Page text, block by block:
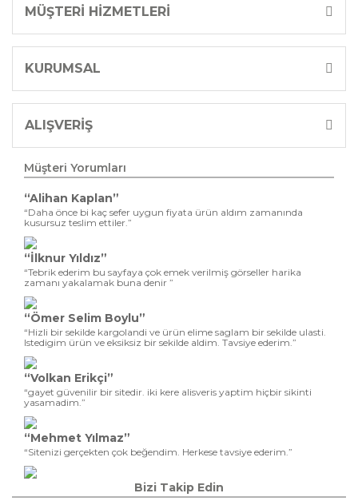
MÜŞTERİ HİZMETLERİ
KURUMSAL
ALIŞVERİŞ
Müşteri Yorumları
“Alihan Kaplan”
“Daha önce bi kaç sefer uygun fiyata ürün aldım zamanında
kusursuz teslim ettiler.”
“İlknur Yıldız”
“Tebrik ederim bu sayfaya çok emek verilmiş görseller harika
zamanı yakalamak buna denir ”
“Ömer Selim Boylu”
“Hizli bir sekilde kargolandi ve ürün elime saglam bir sekilde ulasti.
Istedigim ürün ve eksiksiz bir sekilde aldim. Tavsiye ederim.”
“Volkan Erikçi”
“gayet güvenilir bir sitedir. iki kere alisveris yaptim hiçbir sikinti
yasamadim.”
“Mehmet Yılmaz”
“Sitenizi gerçekten çok beğendim. Herkese tavsiye ederim.”
Bizi Takip Edin